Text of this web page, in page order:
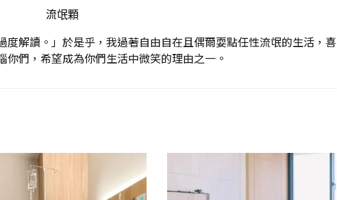
流氓顆
度解讀。」於是乎，我過著自由自在且偶爾耍點任性流氓的生活，喜
你們，希望成為你們生活中微笑的理由之一。